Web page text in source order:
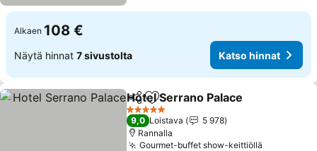
Alkaen 108 €
Näytä hinnat 7 sivustolta Katso hinnat
Jaa Lisää suosikkeihin
Hotel Serrano Palace
5 Tähtiluokitus
9,0 Loistava
5 978
Rannalla
Gourmet-buffet show-keittiöllä